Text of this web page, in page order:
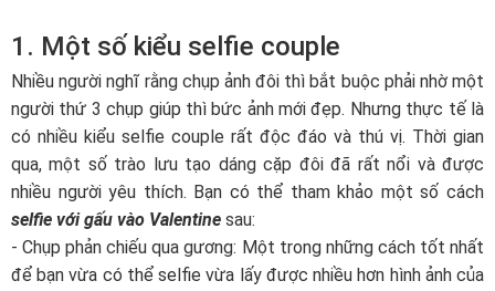
1. Một số kiểu selfie couple
Nhiều người nghĩ rằng chụp ảnh đôi thì bắt buộc phải nhờ một
người thứ 3 chụp giúp thì bức ảnh mới đẹp. Nhưng thực tế là
có nhiều kiểu selfie couple rất độc đáo và thú vị. Thời gian
qua, một số trào lưu tạo dáng cặp đôi đã rất nổi và được
nhiều người yêu thích. Bạn có thể tham khảo một số cách
selfie với gấu vào Valentine sau:
- Chụp phản chiếu qua gương: Một trong những cách tốt nhất
để bạn vừa có thể selfie vừa lấy được nhiều hơn hình ảnh của